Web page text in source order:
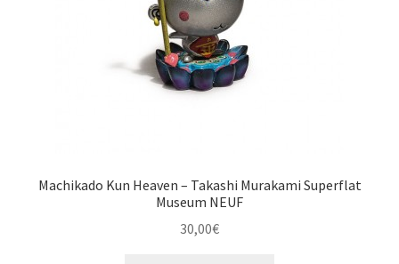
Machikado Kun Heaven – Takashi Murakami Superflat
Museum NEUF
30,00€